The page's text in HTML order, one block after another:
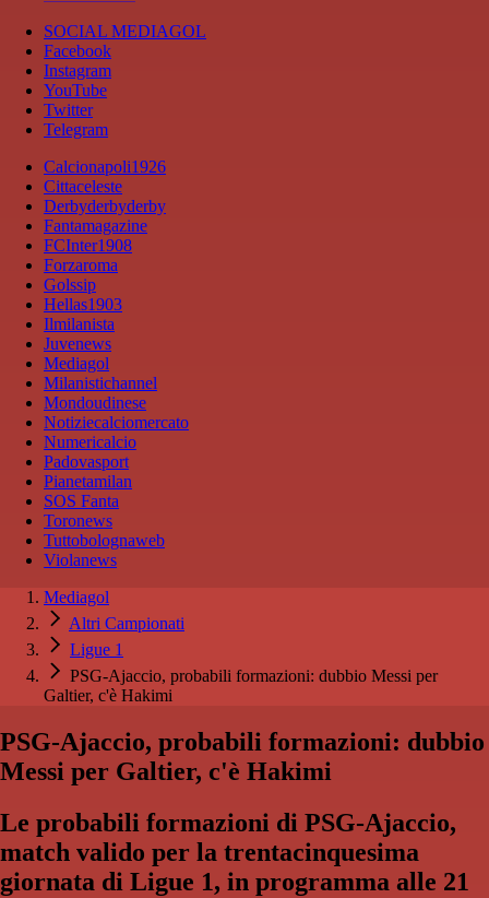
SOCIAL MEDIAGOL
Facebook
Instagram
YouTube
Twitter
Telegram
Calcionapoli1926
Cittaceleste
Derbyderbyderby
Fantamagazine
FCInter1908
Forzaroma
Golssip
Hellas1903
Ilmilanista
Juvenews
Mediagol
Milanistichannel
Mondoudinese
Notiziecalciomercato
Numericalcio
Padovasport
Pianetamilan
SOS Fanta
Toronews
Tuttobolognaweb
Violanews
Mediagol
Altri Campionati
Ligue 1
PSG-Ajaccio, probabili formazioni: dubbio Messi per
Galtier, c'è Hakimi
PSG-Ajaccio, probabili formazioni: dubbio
Messi per Galtier, c'è Hakimi
Le probabili formazioni di PSG-Ajaccio,
match valido per la trentacinquesima
giornata di Ligue 1, in programma alle 21